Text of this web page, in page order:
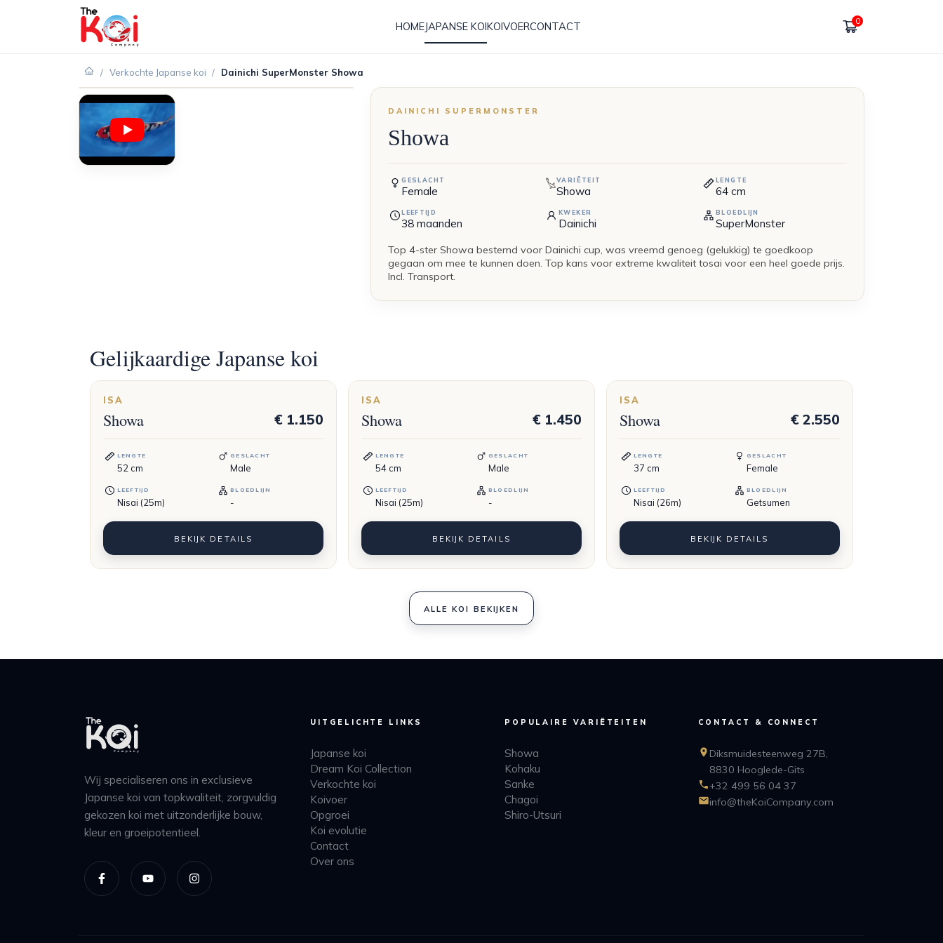
HOMEJAPANSE KOIKOIVOERCONTACT 0
/ Verkochte Japanse koi / Dainichi SuperMonster Showa
DAINICHI SUPERMONSTER
Showa
GESLACHT
Female
VARIËTEIT
Showa
LENGTE
64cm
LEEFTIJD
38 maanden
KWEKER
Dainichi
BLOEDLIJN
SuperMonster
Top 4-ster Showa bestemd voor Dainichi cup, was vreemd genoeg (gelukkig) te goedkoop
gegaan om mee te kunnen doen. Top kans voor extreme kwaliteit tosai voor een heel goede prijs.
Incl. Transport.
Gelijkaardige Japanse koi
ISA
Showa € 1.150
LENGTE
52 cm
GESLACHT
Male
LEEFTIJD
Nisai (25m)
BLOEDLIJN
-
BEKIJK DETAILS
ISA
Showa € 1.450
LENGTE
54cm
GESLACHT
Male
LEEFTIJD
Nisai (25m)
BLOEDLIJN
-
BEKIJK DETAILS
ISA
Showa € 2.550
LENGTE
37 cm
GESLACHT
Female
LEEFTIJD
Nisai (26m)
BLOEDLIJN
Getsumen
BEKIJK DETAILS
ALLE KOI BEKIJKEN
Wij specialiseren ons in exclusieve
Japanse koi van topkwaliteit, zorgvuldig
gekozen koi met uitzonderlijke bouw,
kleur en groeipotentieel.
UITGELICHTE LINKS
Japanse koi
Dream Koi Collection
Verkochte koi
Koivoer
Opgroei
Koi evolutie
Contact
Over ons
POPULAIRE VARIËTEITEN
Showa
Kohaku
Sanke
Chagoi
Shiro-Utsuri
CONTACT & CONNECT
Diksmuidesteenweg 27B,
8830 Hooglede-Gits
+32 499 56 04 37
info@theKoiCompany.com